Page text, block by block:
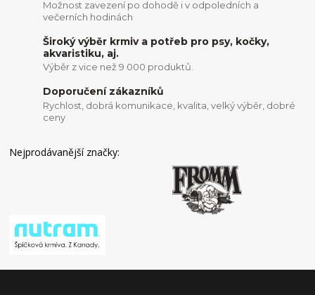
Možnost zavezení po dohodě i v odpoledních a
večerních hodinách
Široký výběr krmiv a potřeb pro psy, kočky,
akvaristiku, aj.
Výběr z vice než 9 000 produktů.
Doporučení zákazníků
Rychlost, dobrá komunikace, kvalita, velký výběr, dobré
ceny
Nejprodávanější značky: